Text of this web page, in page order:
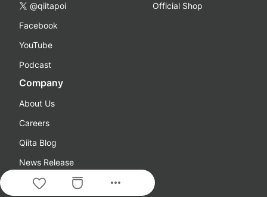
more_horiz
@qiitapoi
Facebook
YouTube
Podcast
Official Shop
Company
About Us
Careers
Qiita Blog
News Release